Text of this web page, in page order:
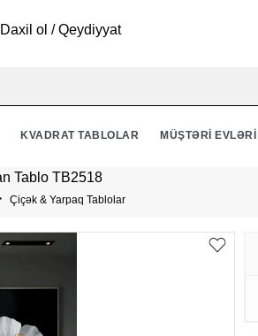
Daxil ol / Qeydiyyat
KVADRAT TABLOLAR MÜŞTƏRI EVLƏRI
Tablo TB2518
Çiçək & Yarpaq Tablolar